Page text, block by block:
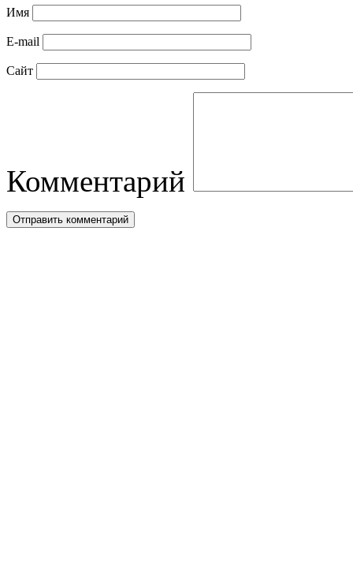
Имя
E-mail
Сайт
Комментарий